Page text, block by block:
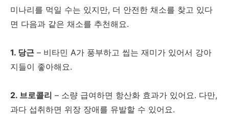
미나리를 먹일 수는 있지만, 더 안전한 채소를 찾고 있다
면 다음과 같은 채소를 추천해요.
1. 당근 – 비타민 A가 풍부하고 씹는 재미가 있어서 강아
지들이 좋아해요.
2. 브로콜리 – 소량 급여하면 항산화 효과가 있어요. 다만,
과다 섭취하면 위장 장애를 유발할 수 있어요.